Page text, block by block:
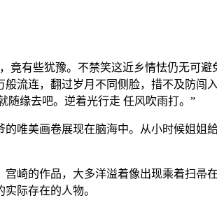
竟有些犹豫。不禁笑这近乡情怯仍无可
流连，翻过岁月不同侧脸，措不及防
随缘去吧。逆着光行走 任风吹雨打。”
唯美画卷展现在脑海中。从小时候姐姐
崎的作品，大多洋溢着像出现乘着扫
际存在的人物。